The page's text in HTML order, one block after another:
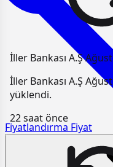
Fiyatlandırma Fiyat
İller Bankası A.Ş
İller Bankası A.Ş
yüklendi.
22 saat önce